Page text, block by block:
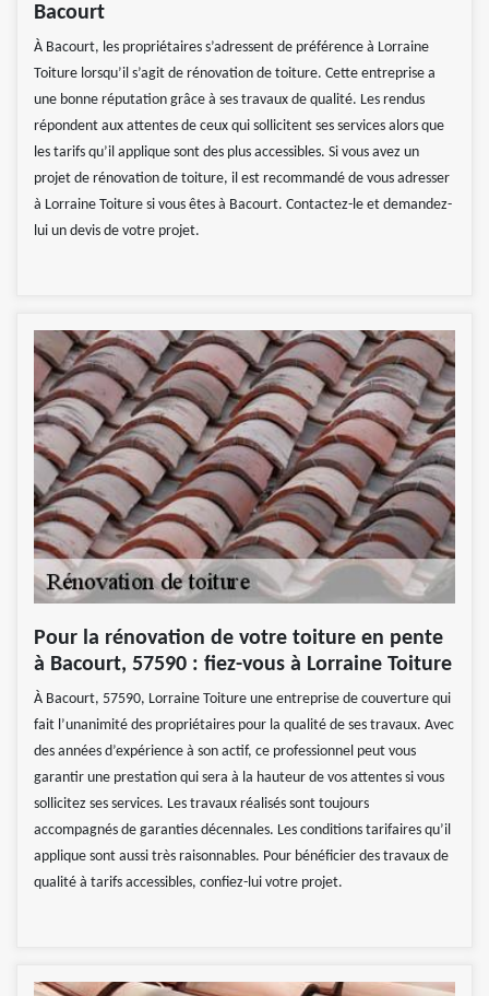
Bacourt
À Bacourt, les propriétaires s’adressent de préférence à Lorraine
Toiture lorsqu’il s’agit de rénovation de toiture. Cette entreprise a
une bonne réputation grâce à ses travaux de qualité. Les rendus
répondent aux attentes de ceux qui sollicitent ses services alors que
les tarifs qu’il applique sont des plus accessibles. Si vous avez un
projet de rénovation de toiture, il est recommandé de vous adresser
à Lorraine Toiture si vous êtes à Bacourt. Contactez-le et demandez-
lui un devis de votre projet.
Pour la rénovation de votre toiture en pente
à Bacourt, 57590 : fiez-vous à Lorraine Toiture
À Bacourt, 57590, Lorraine Toiture une entreprise de couverture qui
fait l’unanimité des propriétaires pour la qualité de ses travaux. Avec
des années d’expérience à son actif, ce professionnel peut vous
garantir une prestation qui sera à la hauteur de vos attentes si vous
sollicitez ses services. Les travaux réalisés sont toujours
accompagnés de garanties décennales. Les conditions tarifaires qu’il
applique sont aussi très raisonnables. Pour bénéficier des travaux de
qualité à tarifs accessibles, confiez-lui votre projet.